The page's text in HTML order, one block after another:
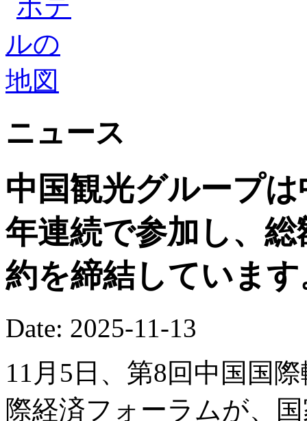
ニュース
中国観光グループ
年連続で参加し、
約を締結しています
Date: 2025-11-13
11月5日、第8回中国国
際経済フォーラムが、